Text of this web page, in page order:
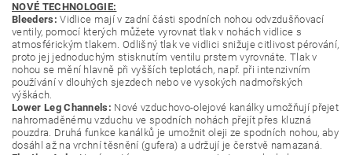
NOVÉ TECHNOLOGIE:
Bleeders: Vidlice mají v zadní části spodních nohou odvzdušňovací
ventily, pomocí kterých můžete vyrovnat tlak v nohách vidlice s
atmosférickým tlakem. Odlišný tlak ve vidlici snižuje citlivost pérování,
proto jej jednoduchým stisknutím ventilu prstem vyrovnáte. Tlak v
nohou se mění hlavně při vyšších teplotách, např. při intenzivním
používání v dlouhých sjezdech nebo ve vysokých nadmořských
výškách.
Lower Leg Channels: Nové vzduchovo-olejové kanálky umožňují přejet
nahromaděnému vzduchu ve spodních nohách přejít přes kluzná
pouzdra. Druhá funkce kanálků je umožnit oleji ze spodních nohou, aby
dosáhl až na vrchní těsnění (gufera) a udržují je čerstvě namazaná.